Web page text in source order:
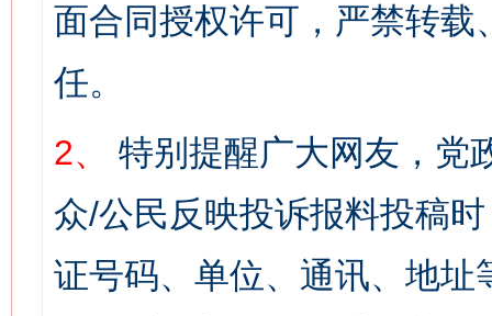
面合同授权许可，严禁转
任。
2、
特别提醒广大网友，党
众/公民反映投诉报料投稿
证号码、单位、通讯、地